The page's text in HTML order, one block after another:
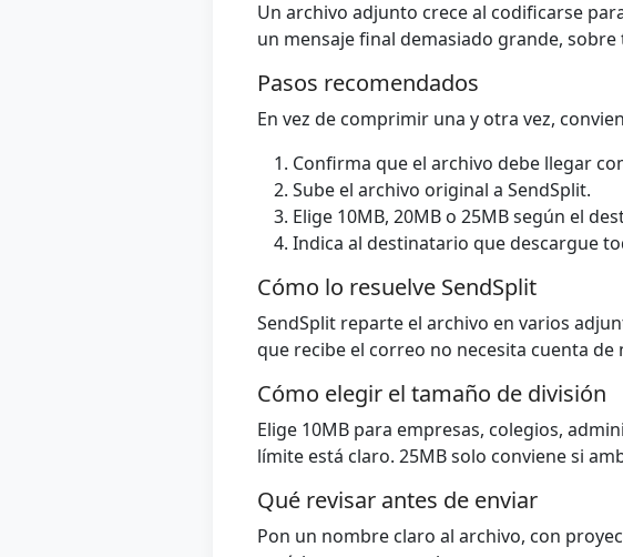
Un archivo adjunto crece al codificarse
un mensaje final demasiado grande,
Pasos recomendados
En vez de comprimir una y otra vez,
Confirma que el archivo debe llegar
Sube el archivo original a SendSplit.
Elige 10MB, 20MB o 25MB según el
Indica al destinatario que descargue
Cómo lo resuelve SendSplit
SendSplit reparte el archivo en varios
que recibe el correo no necesita cuenta de
Cómo elegir el tamaño de división
Elige 10MB para empresas, colegios,
límite está claro. 25MB solo conviene si
Qué revisar antes de enviar
Pon un nombre claro al archivo, con